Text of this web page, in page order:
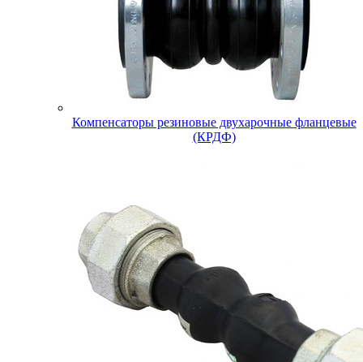
Компенсаторы резиновые двухарочные фланцевые
(КРДФ)